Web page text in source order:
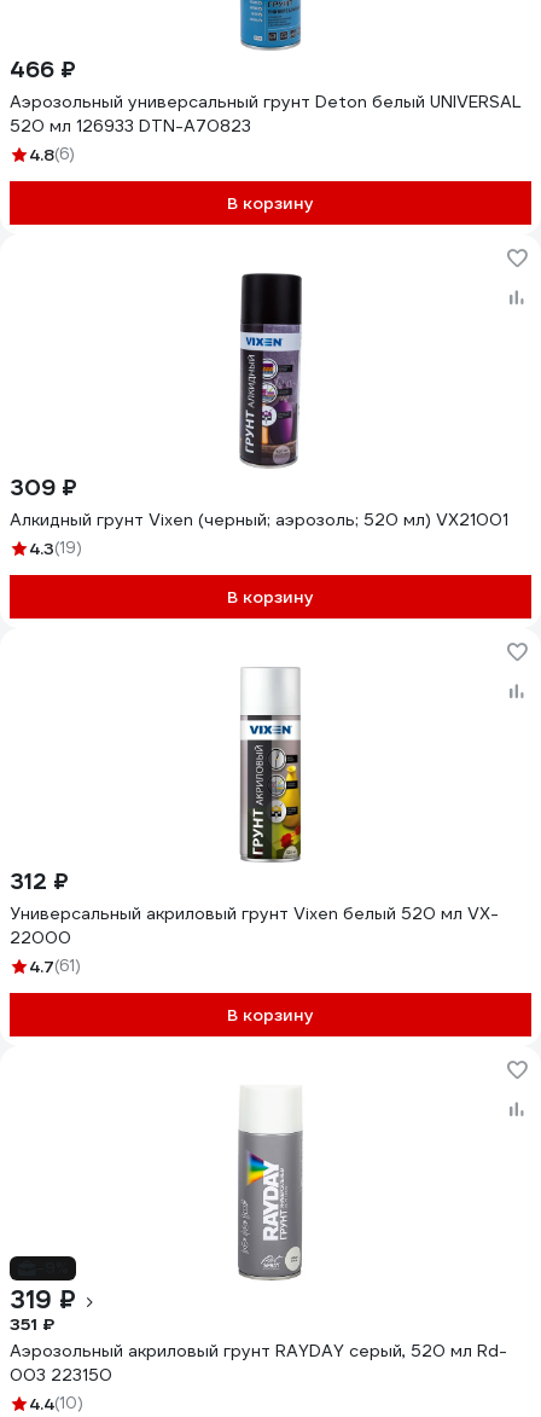
466 ₽
Аэрозольный универсальный грунт Deton белый UNIVERSAL
520 мл 126933 DTN-A70823
4.8(6)
В корзину
309 ₽
Алкидный грунт Vixen (черный; аэрозоль; 520 мл) VX21001
4.3(19)
В корзину
312 ₽
Универсальный акриловый грунт Vixen белый 520 мл VX-
22000
4.7(61)
В корзину
319 ₽
351 ₽
Аэрозольный акриловый грунт RAYDAY серый, 520 мл Rd-
003 223150
4.4(10)